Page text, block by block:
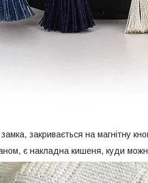
закривається на магнітну
є накладна кишеня, куди